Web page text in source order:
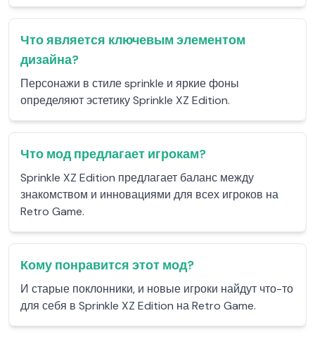
Что является ключевым элементом
дизайна?
Персонажи в стиле sprinkle и яркие фоны
определяют эстетику Sprinkle XZ Edition.
Что мод предлагает игрокам?
Sprinkle XZ Edition предлагает баланс между
знакомством и инновациями для всех игроков на
Retro Game.
Кому понравится этот мод?
И старые поклонники, и новые игроки найдут что-то
для себя в Sprinkle XZ Edition на Retro Game.